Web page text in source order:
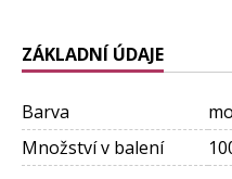
ZÁKLADNÍ ÚDAJE
Barva
Množství v balení